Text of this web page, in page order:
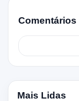
Comentários
Mais Lidas